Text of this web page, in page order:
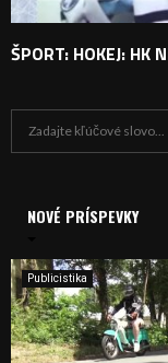
ŠPORT: HOKEJ:
i
e
:
NOVÉ PRÍSPEVKY
Publicistika